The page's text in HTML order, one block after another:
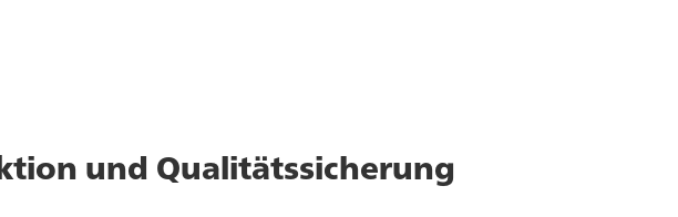
und Qualitätssicherung